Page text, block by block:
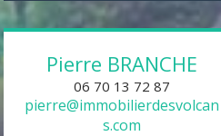
Pierre BRANCHE
06 70 13 72 87
pierre@immobilierdesvolcan
s.com